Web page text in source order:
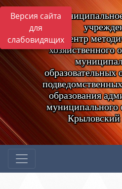
Версия сайта
для
слабовидящих"Центр
хозяйственного
образовательных
образования
муниципального
Крыловский